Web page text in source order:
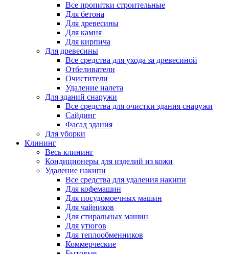
Все пропитки строительные
Для бетона
Для древесины
Для камня
Для кирпича
Для древесины
Все средства для ухода за древесиной
Отбеливатели
Очистители
Удаление налета
Для зданий снаружи
Все средства для очистки здания снаружи
Сайдинг
Фасад здания
Для уборки
Клининг
Весь клининг
Кондиционеры для изделий из кожи
Удаление накипи
Все средства для удаления накипи
Для кофемашин
Для посудомоечных машин
Для чайников
Для стиральных машин
Для утюгов
Для теплообменников
Коммерческие